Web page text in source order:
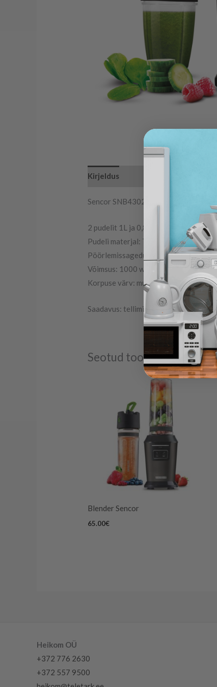
Kirjeldus
Sencor SNB4302SS
2 pudelit 1L ja 0,8L
Pudeli materjal: Tritaan
Pöörlemissagedus, p/min 20 000
Võimsus: 1000 w
Korpuse värv: must/hall
Saadavus: tellimisel 2-4 tööpäeva
Seotud tooted
Blender Sencor
65.00€
Heikom OÜ
+372 776 2630
+372 557 9500